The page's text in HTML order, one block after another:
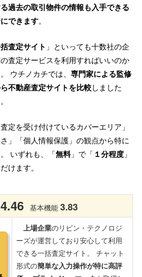
過去の取引物件の情報も入手できる
できます。
査定サイト 」といっても十数社の企
査定サービスを利用すればいいのか
ウチノカチでは、 専門家による監修
不動産査定サイトを比較しました
定を受け付けているカバーエリア」
」「個人情報保護」の観点から特に
いずれも、「無料」で「 １分程度 」
けます。